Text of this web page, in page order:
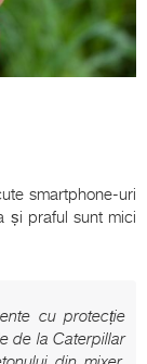
smartphone-uri
și praful sunt mici
cu protecție
de la Caterpillar